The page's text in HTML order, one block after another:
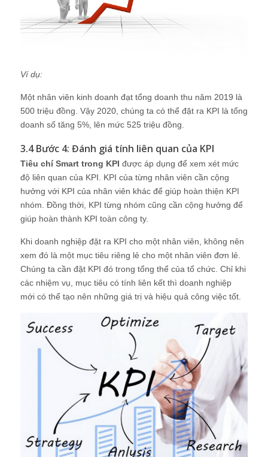
Ví dụ:
Một nhân viên kinh doanh đạt tổng doanh thu năm 2019 là
500 triệu đồng. Vậy 2020, chúng ta có thể đặt ra KPI là tổng
doanh số tăng 5%, lên mức 525 triệu đồng.
3.4 Bước 4: Đánh giá tính liên quan của KPI
Tiêu chí Smart trong KPI được áp dụng để xem xét mức
độ liên quan của KPI. KPI của từng nhân viên cần cộng
hưởng với KPI của nhân viên khác để giúp hoàn thiện KPI
nhóm. Đồng thời, KPI từng nhóm cũng cần cộng hưởng để
giúp hoàn thành KPI toàn công ty.
Khi doanh nghiệp đặt ra KPI cho một nhân viên, không nên
xem đó là một mục tiêu riêng lẻ cho một nhân viên đơn lẻ.
Chúng ta cần đặt KPI đó trong tổng thể của tổ chức. Chỉ khi
các nhiệm vụ, mục tiêu có tính liên kết thì doanh nghiệp
mới có thể tạo nên những giá trị và hiệu quả công việc tốt.